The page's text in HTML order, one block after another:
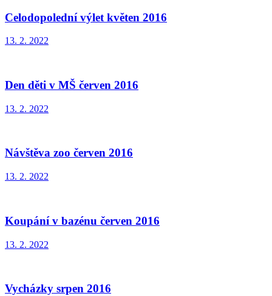
Celodopolední výlet květen 2016
13. 2. 2022
Den děti v MŠ červen 2016
13. 2. 2022
Návštěva zoo červen 2016
13. 2. 2022
Koupání v bazénu červen 2016
13. 2. 2022
Vycházky srpen 2016